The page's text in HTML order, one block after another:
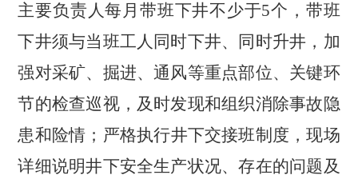
主要负责人每月带班下井不少于5个，带班
下井须与当班工人同时下井、同时升井，加
强对采矿、掘进、通风等重点部位、关键环
节的检查巡视，及时发现和组织消除事故隐
患和险情；严格执行井下交接班制度，现场
详细说明井下安全生产状况、存在的问题及